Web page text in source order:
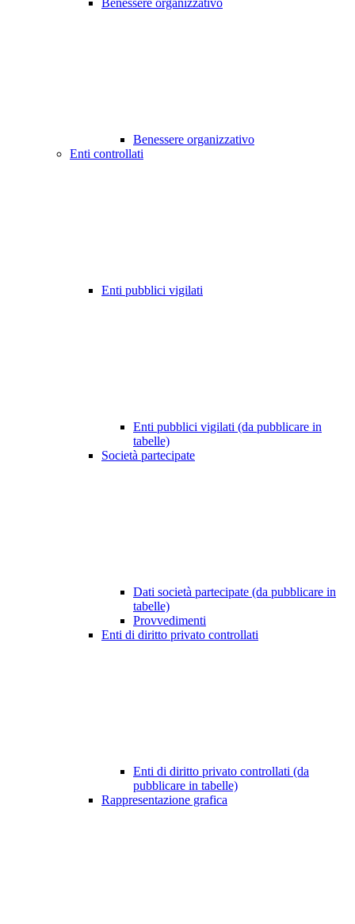
Benessere organizzativo
Benessere organizzativo
Enti controllati
Enti pubblici vigilati
Enti pubblici vigilati (da pubblicare in
tabelle)
Società partecipate
Dati società partecipate (da pubblicare in
tabelle)
Provvedimenti
Enti di diritto privato controllati
Enti di diritto privato controllati (da
pubblicare in tabelle)
Rappresentazione grafica